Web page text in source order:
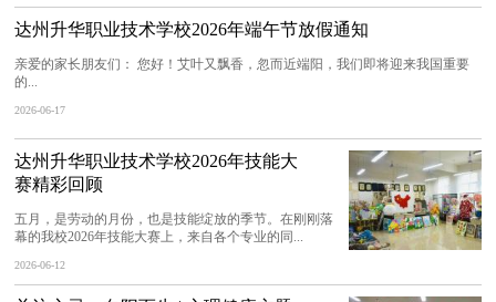
达州升华职业技术学校2026年端午节放假通知
亲爱的家长朋友们： 您好！艾叶又飘香，忽而近端阳，我们即将迎来我国重要
的...
2026-06-17
达州升华职业技术学校2026年技能大
赛精彩回顾
五月，是劳动的月份，也是技能绽放的季节。在刚刚落
幕的我校2026年技能大赛上，来自各个专业的同...
2026-06-12